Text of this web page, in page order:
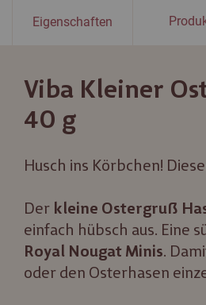
Eigenschaften
Viba Kleiner
40 g
Husch ins Körbchen!
Der kleine Ostergruß
einfach hübsch aus. Eine
Royal Nougat Minis.
oder den Osterhasen